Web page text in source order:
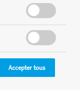
Accepter tous
GÉNÉRALES